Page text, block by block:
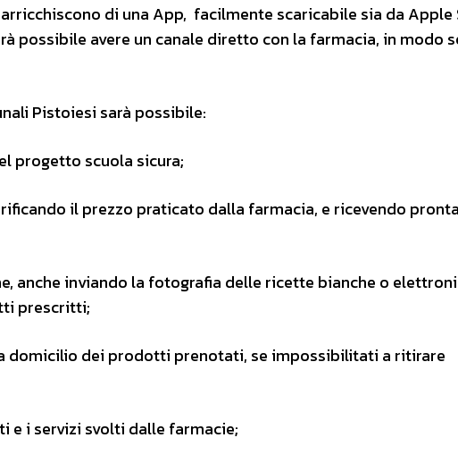
di una App, facilmente scaricabile sia da Apple
possibile avere un canale diretto con la farmacia, in modo
Pistoiesi sarà possibile:
progetto scuola sicura;
il prezzo praticato dalla farmacia, e ricevendo
anche inviando la fotografia delle ricette bianche o
prescritti;
domicilio dei prodotti prenotati, se impossibilitati a ritirare
e i servizi svolti dalle farmacie;